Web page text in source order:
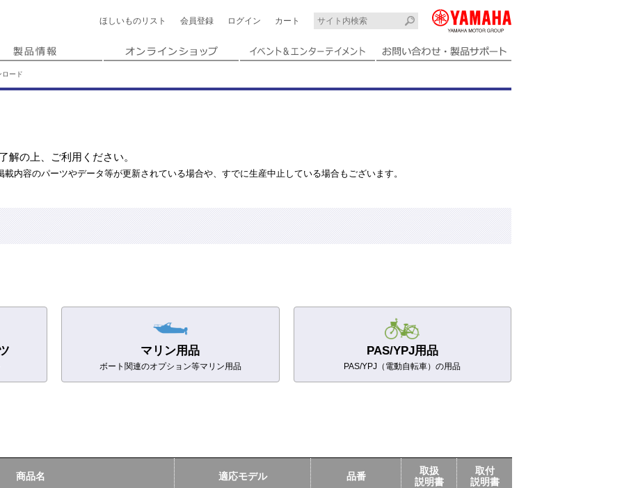
ほしいもの リスト 会員登録 ログイン カート
ロード
解の上、ご利用ください。
内容のパーツやデータ等が更新されている場合や、すでに生産中止している場合もございます。
マリン用品
ボート関連のオプション等マリン用品
PAS/YPJ用品
PAS/YPJ（電動自転車）の用品
商品名 適応モデル 品番
取扱
説明書
取付
説明書